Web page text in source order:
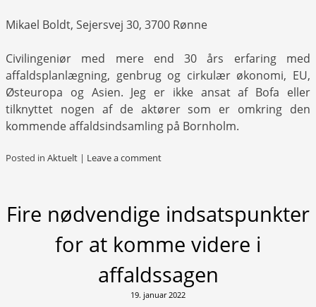
Mikael Boldt, Sejersvej 30, 3700 Rønne
Civilingeniør med mere end 30 års erfaring med
affaldsplanlægning, genbrug og cirkulær økonomi, EU,
Østeuropa og Asien. Jeg er ikke ansat af Bofa eller
tilknyttet nogen af de aktører som er omkring den
kommende affaldsindsamling på Bornholm.
Posted in Aktuelt | Leave a comment
Fire nødvendige indsatspunkter
for at komme videre i
affaldssagen
19. januar 2022